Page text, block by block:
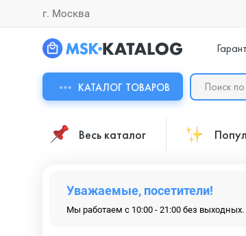
г. Москва
КАТАЛОГ ТОВАРОВ
Весь каталог
Уважаемые, посетители!
Мы работаем с 10:00 - 21:00 без